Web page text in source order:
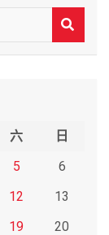
六
日
5
6
12
13
19
20